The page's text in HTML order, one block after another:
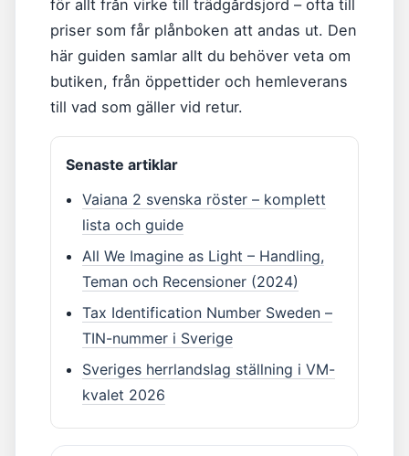
för allt från virke till trädgårdsjord – ofta till
priser som får plånboken att andas ut. Den
här guiden samlar allt du behöver veta om
butiken, från öppettider och hemleverans
till vad som gäller vid retur.
Senaste artiklar
Vaiana 2 svenska röster – komplett
lista och guide
All We Imagine as Light – Handling,
Teman och Recensioner (2024)
Tax Identification Number Sweden –
TIN-nummer i Sverige
Sveriges herrlandslag ställning i VM-
kvalet 2026